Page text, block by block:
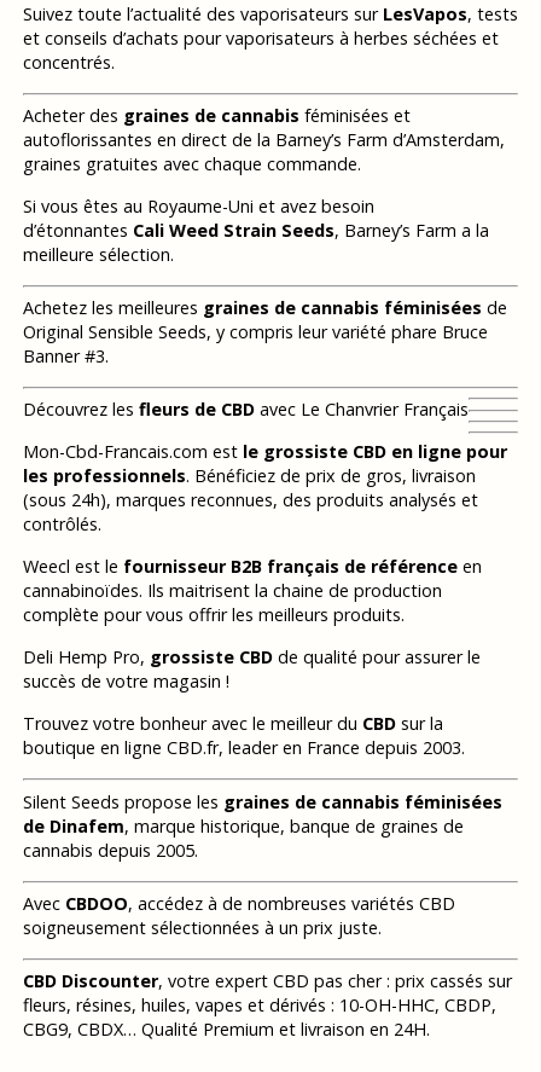
Suivez toute l’actualité des vaporisateurs sur LesVapos, tests
et conseils d’achats pour vaporisateurs à herbes séchées et
concentrés.
Acheter des graines de cannabis féminisées et
autoflorissantes en direct de la Barney’s Farm d’Amsterdam,
graines gratuites avec chaque commande.
Si vous êtes au Royaume-Uni et avez besoin
d’étonnantes Cali Weed Strain Seeds, Barney’s Farm a la
meilleure sélection.
Achetez les meilleures graines de cannabis féminisées de
Original Sensible Seeds, y compris leur variété phare Bruce
Banner #3.
Découvrez les fleurs de CBDavec Le Chanvrier Français
Mon-Cbd-Francais.com est le grossiste CBD en ligne pour
les professionnels. Bénéficiez de prix de gros, livraison
(sous 24h), marques reconnues, des produits analysés et
contrôlés.
Weecl est le fournisseur B2B français de référenceen
cannabinoïdes. Ils maitrisent la chaine de production
complète pour vous offrir les meilleurs produits.
Deli Hemp Pro, grossiste CBDde qualité pour assurer le
succès de votre magasin !
Trouvez votre bonheur avec le meilleur du CBDsur la
boutique en ligne CBD.fr, leader en France depuis 2003.
Silent Seeds propose les graines de cannabis féminisées
de Dinafem, marque historique, banque de graines de
cannabis depuis 2005.
Avec CBDOO, accédez à de nombreuses variétés CBD
soigneusement sélectionnées à un prix juste.
CBD Discounter, votre expert CBD pas cher : prix cassés sur
fleurs, résines, huiles, vapes et dérivés : 10-OH-HHC, CBDP,
CBG9, CBDX… Qualité Premium et livraison en 24H.